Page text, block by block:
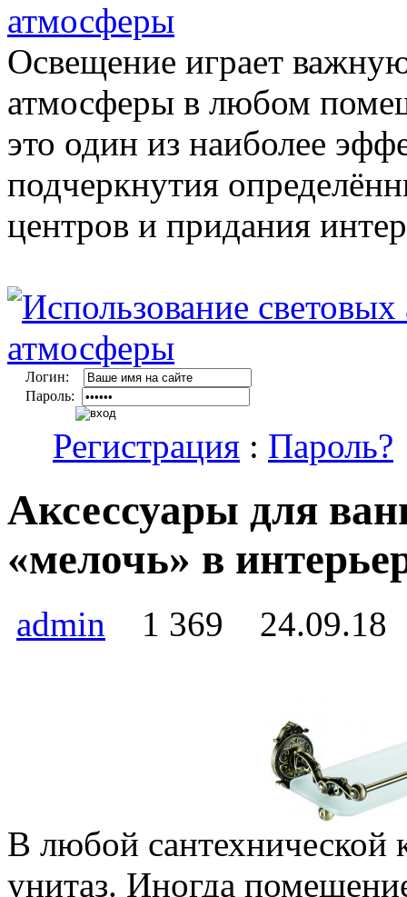
атмосферы
Освещение играет
атмосферы в любом
это один из наиболее
подчеркнутия
центров и придания
Логин:
Пароль:
Регистрация : Пароль?
Аксессуары для
«мелочь» в
admin 1 369 24.09.18
В любой сантехнической
унитаз. Иногда